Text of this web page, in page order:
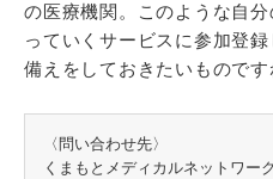
の医療機関。このような自
っていくサービスに参加登
備えをしておきたいものです
〈問い合わせ先〉
くまもとメディカルネットワ